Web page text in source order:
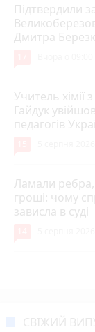
Підтвердили
Дмитра
Учитель
Гайдук
педагогів
Ламали ребра,
гроші: чому
зависла в суді